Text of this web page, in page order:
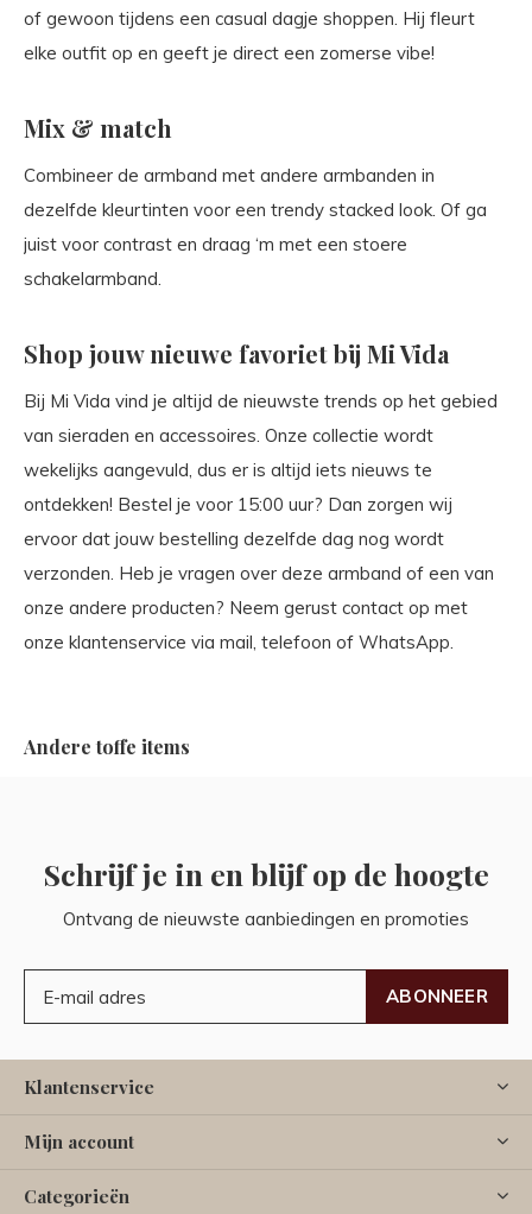
of gewoon tijdens een casual dagje shoppen. Hij fleurt
elke outfit op en geeft je direct een zomerse vibe!
Mix & match
Combineer de armband met andere armbanden in
dezelfde kleurtinten voor een trendy stacked look. Of ga
juist voor contrast en draag ‘m met een stoere
schakelarmband.
Shop jouw nieuwe favoriet bij Mi Vida
Bij Mi Vida vind je altijd de nieuwste trends op het gebied
van sieraden en accessoires. Onze collectie wordt
wekelijks aangevuld, dus er is altijd iets nieuws te
ontdekken! Bestel je voor 15:00 uur? Dan zorgen wij
ervoor dat jouw bestelling dezelfde dag nog wordt
verzonden. Heb je vragen over deze armband of een van
onze andere producten? Neem gerust contact op met
onze klantenservice via mail, telefoon of WhatsApp.
Andere toffe items
Schrijf je in en blijf op de hoogte
Ontvang de nieuwste aanbiedingen en promoties
ABONNEER
Klantenservice
Mijn account
Categorieën